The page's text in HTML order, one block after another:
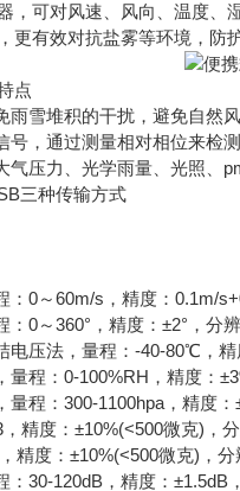
可对风速、风向、温度、
更有效对抗盐雾等环境，防
点
雪堆积的干扰，避免自然
，通过测量相对相位来检
压力、光学雨量、光照、
三种传输方式
0～60m/s，精度：0.1m/
0～360°，精度：±2°，分辨
压法，量程：-40-80℃，
程：0-100%RH，精度：
程：300-1100hpa，精度：
度：±10%(<500微克)，
度：±10%(<500微克)，分
30-120dB，精度：±1.5dB